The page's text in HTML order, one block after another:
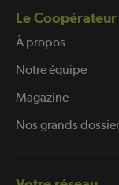
Le Coopérateur
À propos
Notre équipe
Magazine
Nos grands